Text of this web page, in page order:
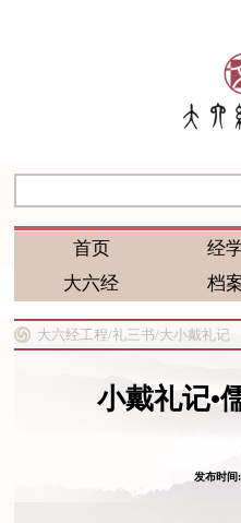
首页 经
大六经
档
大六经工程/礼三书/大小戴礼记
小戴礼记•
发布时